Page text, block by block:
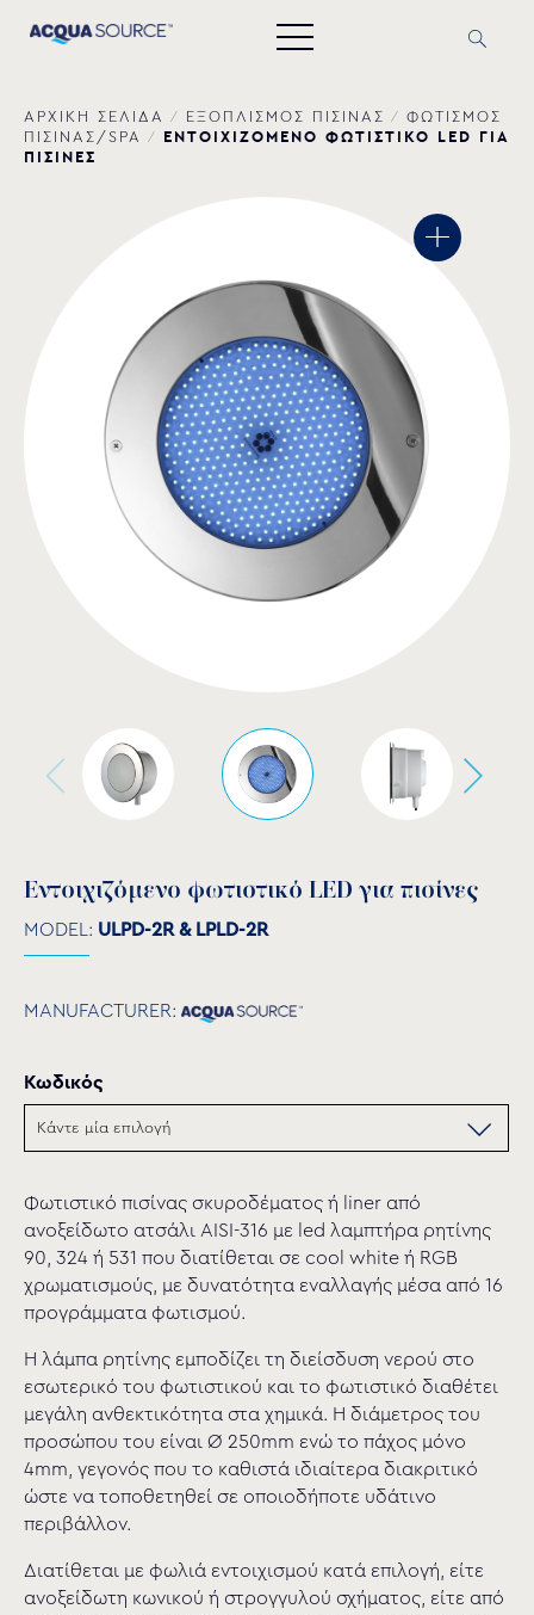
ΑΡΧΙΚΗ ΣΕΛΙΔΑ / ΕΞΟΠΛΙΣΜΟΣ ΠΙΣΙΝΑΣ / ΦΩΤΙΣΜΟΣ
ΠΙΣΙΝΑΣ/SPA
/ ΕΝΤΟΙΧΙΖΟΜΕΝΟ ΦΩΤΙΣΤΙΚΟ LED ΓΙΑ
ΠΙΣΙΝΕΣ
Εντοιχιζόμενο φωτιστικό LED για πισίνες
MODEL: ULPD-2R & LPLD-2R
MANUFACTURER:
Κωδικός
Φωτιστικό πισίνας σκυροδέματος ή liner από
ανοξείδωτο ατσάλι AISI-316 με led λαμπτήρα ρητίνης
90, 324 ή 531 που διατίθεται σε cool white ή RGB
χρωματισμούς, με δυνατότητα εναλλαγής μέσα από 16
προγράμματα φωτισμού.
Η λάμπα ρητίνης εμποδίζει τη διείσδυση νερού στο
εσωτερικό του φωτιστικού και το φωτιστικό διαθέτει
μεγάλη ανθεκτικότητα στα χημικά. Η διάμετρος του
προσώπου του είναι Ø 250mm ενώ το πάχος μόνο
4mm, γεγονός που το καθιστά ιδιαίτερα διακριτικό
ώστε να τοποθετηθεί σε οποιοδήποτε υδάτινο
περιβάλλον.
Διατίθεται με φωλιά εντοιχισμού κατά επιλογή, είτε
ανοξείδωτη κωνικού ή στρογγυλού σχήματος, είτε από